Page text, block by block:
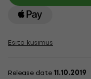
Esita küsimus
Release date11.10.2019